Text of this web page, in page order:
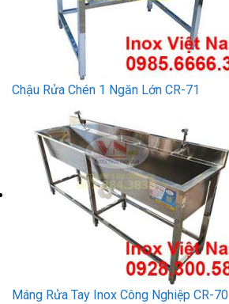
Chậu Rửa Chén 1 Ngăn Lớn CR-71
Máng Rửa Tay Inox Công Nghiệp CR-70